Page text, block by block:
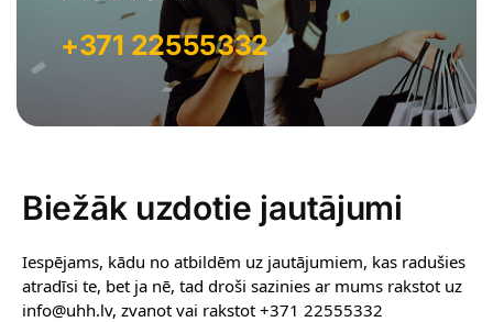
+371 22555332
Biežāk uzdotie jautājumi
Iespējams, kādu no atbildēm uz jautājumiem, kas radušies
atradīsi te, bet ja nē, tad droši sazinies ar mums rakstot uz
info@uhh.lv, zvanot vai rakstot +371 22555332